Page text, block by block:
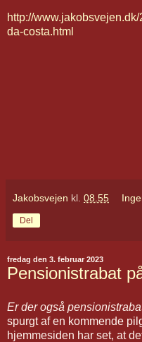
http://
da-costa.html
Jakobsvejen kl. 08.55
Del
fredag den 3. februar 2023
Pensionistrabat
Er der også
spurgt af en kommende
hjemmesiden har set, at